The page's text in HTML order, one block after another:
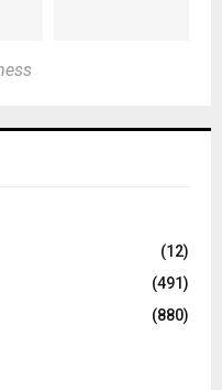
(12)
(491)
(880)